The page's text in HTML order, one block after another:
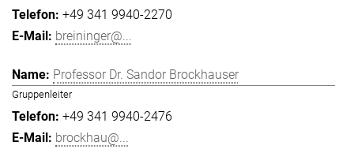
+49 341 9940-2270
breininger@...
Professor Dr. Sandor Brockhauser
Gruppenleiter
+49 341 9940-2476
brockhau@...